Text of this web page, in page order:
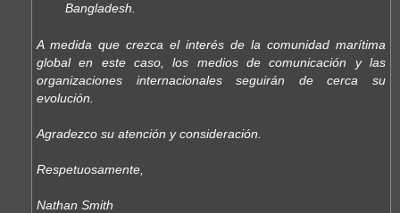
Bangladesh.
A medida que crezca el interés de la comunidad marítima
global en este caso, los medios de comunicación y las
organizaciones internacionales seguirán de cerca su
evolución.
Agradezco su atención y consideración.
Respetuosamente,
Nathan Smith